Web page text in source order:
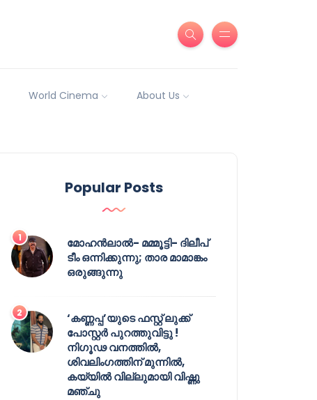
World Cinema About Us
Popular Posts
മോഹൻലാൽ- മമ്മൂട്ടി- ദിലീപ്
ടീം ഒന്നിക്കുന്നു; താര മാമാങ്കം
ഒരുങ്ങുന്നു
‘കണ്ണപ്പ’യുടെ ഫസ്റ്റ് ലുക്ക്
പോസ്റ്റർ പുറത്തുവിട്ടു !
നിഗൂഢ വനത്തിൽ,
ശിവലിംഗത്തിന് മുന്നിൽ,
കയ്യിൽ വില്ലുമായി വിഷ്ണു
മഞ്ചു